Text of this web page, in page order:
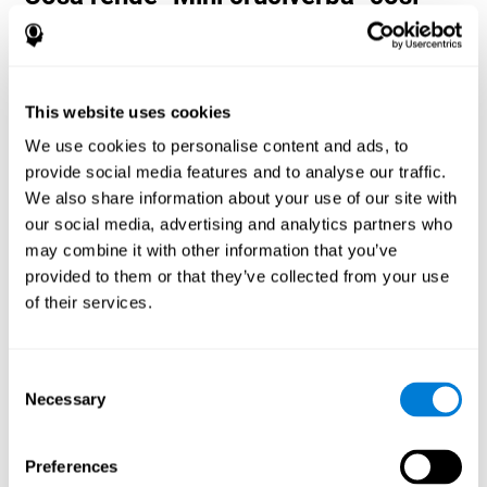
This website uses cookies
We use cookies to personalise content and ads, to
provide social media features and to analyse our traffic.
We also share information about your use of our site with
our social media, advertising and analytics partners who
may combine it with other information that you’ve
provided to them or that they’ve collected from your use
of their services.
Selection
Necessary
Preferences
popolare? - Storia
per ottimizzare le proprie prestazioni. Questo li aiuta a porsi
obiettivi sempre più complessi che richiederanno una maggiore
manualità delle capacità cognitive coinvolte, contribuendo a
stimolarli.
In che modo il gioco mentale "Mini
cruciverba" migliora le mie capacità
cognitive?
Giocare a "Mini cruciverba" stimola uno specifico schema di
attivazione neurale. Ripetere e addestrare costantemente questo
"Mini cruciverba" aiuta a esercitare la denominazione, la
e migliorare le funzioni cognitive.